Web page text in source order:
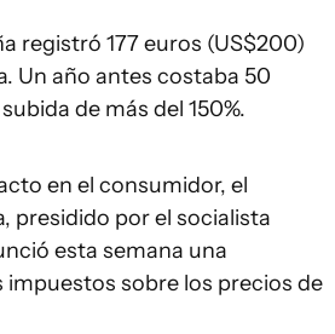
registró 177 euros (US$200)
Un año antes costaba 50
de más del 150%.
en el consumidor, el
presidido por el socialista
esta semana una
impuestos sobre los precios de